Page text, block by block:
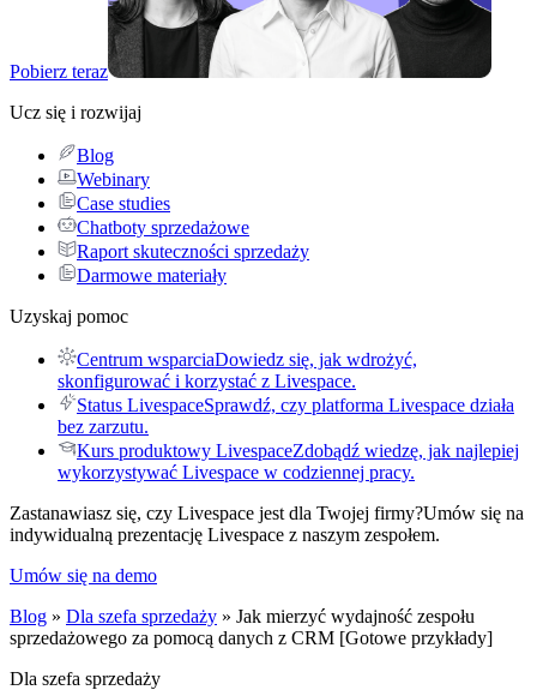
Pobierz teraz
Ucz się i rozwijaj
Blog
Webinary
Case studies
Chatboty sprzedażowe
Raport skuteczności sprzedaży
Darmowe materiały
Uzyskaj pomoc
Centrum wsparciaDowiedz się, jak wdrożyć,
skonfigurować i korzystać z Livespace.
Status LivespaceSprawdź, czy platforma Livespace działa
bez zarzutu.
Kurs produktowy LivespaceZdobądź wiedzę, jak najlepiej
wykorzystywać Livespace w codziennej pracy.
Zastanawiasz się, czy Livespace jest dla Twojej firmy?Umów się na
indywidualną prezentację Livespace z naszym zespołem.
Umów się na demo
Blog » Dla szefa sprzedaży » Jak mierzyć wydajność zespołu
sprzedażowego za pomocą danych z CRM [Gotowe przykłady]
Dla szefa sprzedaży